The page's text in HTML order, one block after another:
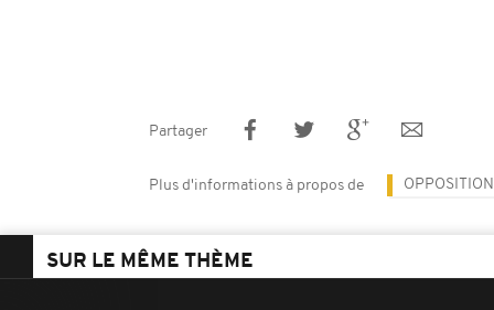
Partager
Plus d'informations à propos de OPPOSITION
SUR LE MÊME THÈME